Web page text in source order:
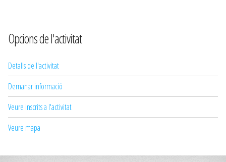
Opcions de l'activitat
Detalls de l'activitat
Demanar informació
Veure inscrits a l'activitat
Veure mapa